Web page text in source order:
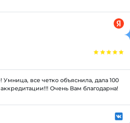
все четко объяснила, дала 100
Очень Вам благодарна!